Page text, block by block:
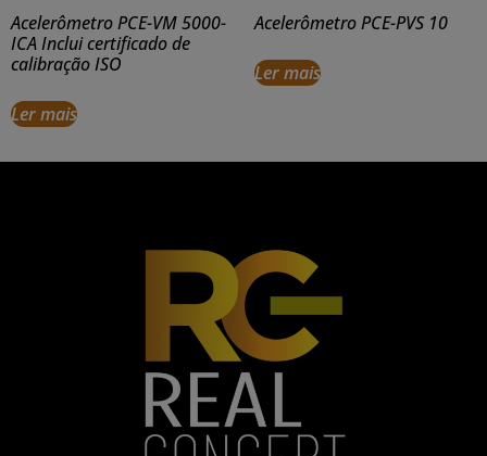
Acelerômetro PCE-VM 5000-
ICA Inclui certificado de
calibração ISO
Ler mais
Acelerômetro PCE-PVS 10
Ler mais